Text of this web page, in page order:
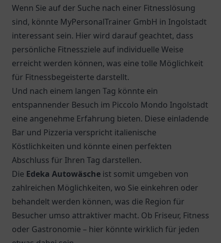
Wenn Sie auf der Suche nach einer Fitnesslösung
sind, könnte MyPersonalTrainer GmbH in Ingolstadt
interessant sein. Hier wird darauf geachtet, dass
persönliche Fitnessziele auf individuelle Weise
erreicht werden können, was eine tolle Möglichkeit
für Fitnessbegeisterte darstellt.
Und nach einem langen Tag könnte ein
entspannender Besuch im Piccolo Mondo Ingolstadt
eine angenehme Erfahrung bieten. Diese einladende
Bar und Pizzeria verspricht italienische
Köstlichkeiten und könnte einen perfekten
Abschluss für Ihren Tag darstellen.
Die Edeka Autowäsche ist somit umgeben von
zahlreichen Möglichkeiten, wo Sie einkehren oder
behandelt werden können, was die Region für
Besucher umso attraktiver macht. Ob Friseur, Fitness
oder Gastronomie – hier könnte wirklich für jeden